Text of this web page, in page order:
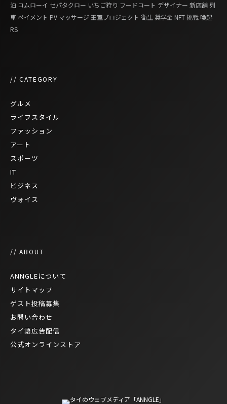
泊 コムローイ セパタクロー いちご狩り フードコート デザイナー 新店舗列
車 ペイメント PV マッサージ 王室プロジェクト 衛生 奨学金 NFT挑戦喚起
RS
// CATEGORY
グルメ
ライフスタイル
ファッション
アート
スポーツ
IT
ビジネス
ヴォイス
// ABOUT
ANNGLEについて
サイトマップ
ゲスト投稿募集
お問い合わせ
タイ語広告配信
公式オンラインストア